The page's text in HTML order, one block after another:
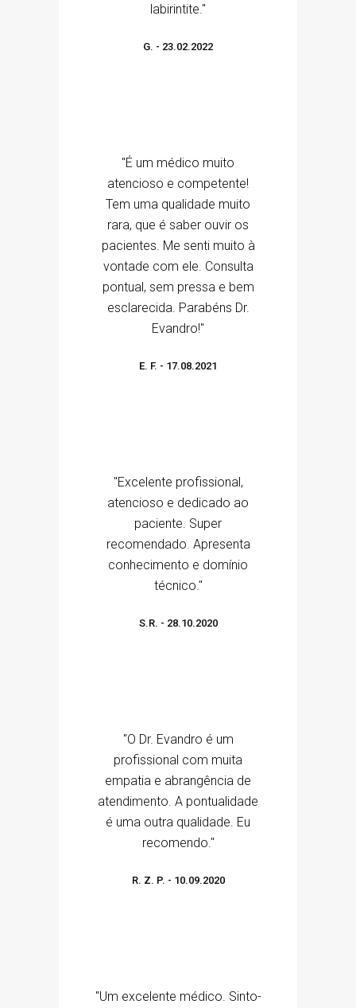
labirintite."
G. - 23.02.2022
"É um médico muito
atencioso e competente!
Tem uma qualidade muito
rara, que é saber ouvir os
pacientes. Me senti muito à
vontade com ele. Consulta
pontual, sem pressa e bem
esclarecida. Parabéns Dr.
Evandro!"
E. F. - 17.08.2021
"Excelente profissional,
atencioso e dedicado ao
paciente. Super
recomendado. Apresenta
conhecimento e domínio
técnico."
S.R. - 28.10.2020
"O Dr. Evandro é um
profissional com muita
empatia e abrangência de
atendimento. A pontualidade
é uma outra qualidade. Eu
recomendo."
R. Z. P. - 10.09.2020
"Um excelente médico. Sinto-